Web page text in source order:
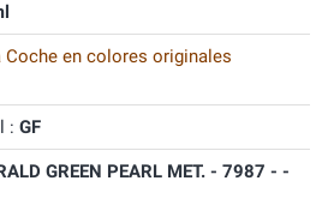
Coche en colores originales
: GF
GREEN PEARL MET. - 7987 - -